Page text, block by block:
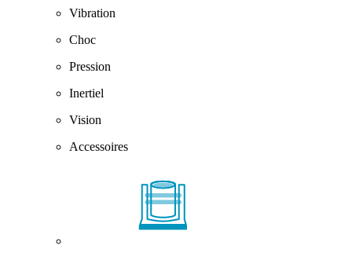
Vibration
Choc
Pression
Inertiel
Vision
Accessoires